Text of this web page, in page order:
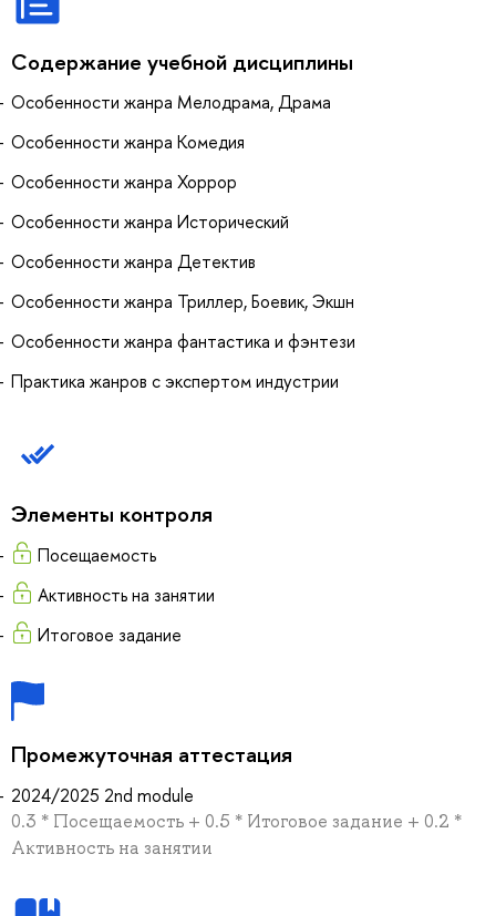
Содержание учебной дисциплины
Особенности жанра Мелодрама, Драма
Особенности жанра Комедия
Особенности жанра Хоррор
Особенности жанра Исторический
Особенности жанра Детектив
Особенности жанра Триллер, Боевик, Экшн
Особенности жанра фантастика и фэнтези
Практика жанров с экспертом индустрии
Элементы контроля
Посещаемость
Активность на занятии
Итоговое задание
Промежуточная аттестация
2024/2025 2nd module
0.3 * Посещаемость + 0.5 * Итоговое задание + 0.2 *
Активность на занятии